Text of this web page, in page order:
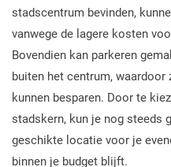
stadscentrum bevinden,
vanwege de lagere kosten
Bovendien kan parkeren
buiten het centrum,
kunnen besparen. Door te
stadskern, kun je nog steeds
geschikte locatie voor je
binnen je budget blijft.